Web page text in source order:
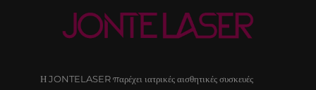
Η JONTELASER παρέχει ιατρικές αισθητικές συσκευές